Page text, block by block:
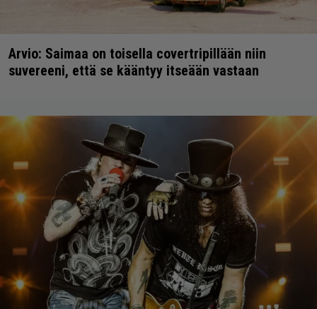
Arvio: Saimaa on toisella covertripillään niin
suvereeni, että se kääntyy itseään vastaan